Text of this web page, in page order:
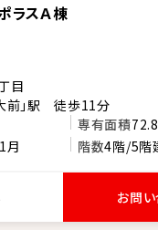
ラスＡ棟
目
前」駅 徒歩11分
専有面積
月 階数4階/5階
お問